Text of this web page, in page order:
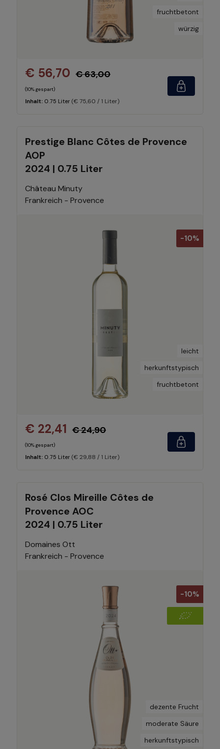
fruchtbetont
würzig
€ 56,70 € 63,00
(10% gespart)
Inhalt: 0.75 Liter (€ 75,60 / 1 Liter)
Prestige Blanc Côtes de Provence
AOP
2024 | 0.75 Liter
Château Minuty
Frankreich - Provence
-10%
leicht
herkunftstypisch
fruchtbetont
€ 22,41 € 24,90
(10% gespart)
Inhalt: 0.75 Liter (€ 29,88 / 1 Liter)
Rosé Clos Mireille Côtes de
Provence AOC
2024 | 0.75 Liter
Domaines Ott
Frankreich - Provence
-10%
dezente Frucht
moderate Säure
herkunftstypisch